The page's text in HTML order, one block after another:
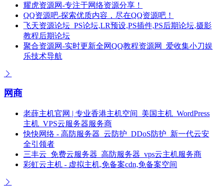
耀虎资源网-专注于网络资源分享！
QQ资源吧-探索优质内容，尽在QQ资源吧！
飞天资源论坛_PS论坛,LR预设,PS插件,PS后期论坛,摄影
教程后期论坛
聚合资源网-实时更新全网QQ教程资源网_爱收集小刀娱
乐技术导航
网商
老薛主机官网 | 专业香港主机空间_美国主机_WordPress
主机_VPS云服务器服务商
快快网络 - 高防服务器_云防护_DDoS防护_新一代云安
全引领者
三丰云_免费云服务器_高防服务器_vps云主机服务商
彩虹云主机 - 虚拟主机,免备案cdn,免备案空间